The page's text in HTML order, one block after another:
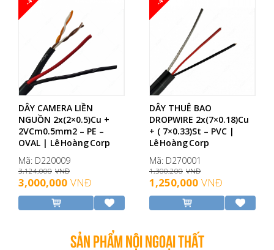
DÂY CAMERA LIỀN
NGUỒN 2x(2×0.5)Cu +
2VCm0.5mm2 – PE –
OVAL | Lê Hoàng Corp
Mã: D220009
3,124,000 VNĐ
3,000,000 VNĐ
DÂY THUÊ BAO
DROPWIRE 2x(7×0.18)Cu
+ ( 7×0.33)St – PVC |
Lê Hoàng Corp
Mã: D270001
1,300,200 VNĐ
1,250,000 VNĐ
SẢN PHẨM NỘI NGOẠI THẤT